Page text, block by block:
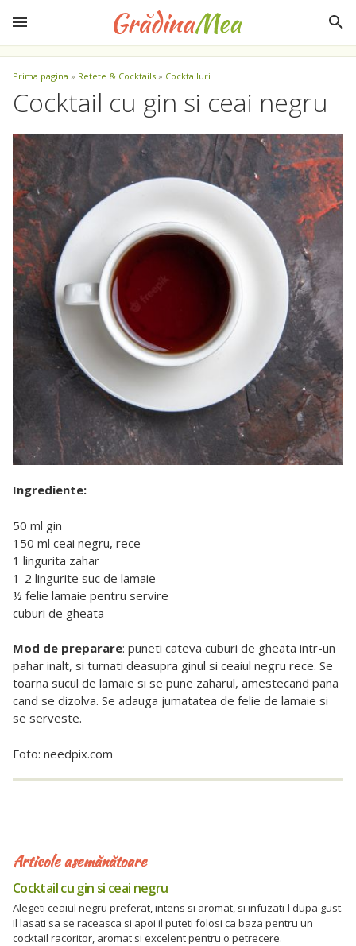
Prima pagina » Retete & Cocktails » Cocktailuri
Cocktail cu gin si ceai negru
Ingrediente:
50 ml gin
150 ml ceai negru, rece
1 lingurita zahar
1-2 lingurite suc de lamaie
½ felie lamaie pentru servire
cuburi de gheata
Mod de preparare: puneti cateva cuburi de gheata intr-un
pahar inalt, si turnati deasupra ginul si ceaiul negru rece. Se
toarna sucul de lamaie si se pune zaharul, amestecand pana
cand se dizolva. Se adauga jumatatea de felie de lamaie si
se serveste.
Foto: needpix.com
Articole asemănătoare
Cocktail cu gin si ceai negru
Alegeti ceaiul negru preferat, intens si aromat, si infuzati-l dupa gust.
Il lasati sa se raceasca si apoi il puteti folosi ca baza pentru un
cocktail racoritor, aromat si excelent pentru o petrecere.